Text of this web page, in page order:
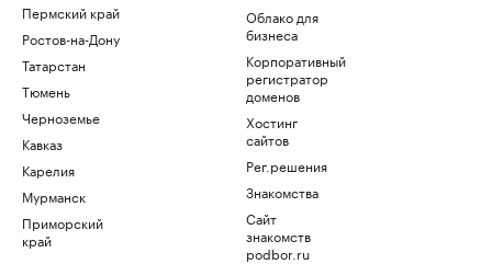
Пермский край
Ростов-на-Дону
Татарстан
Тюмень
Черноземье
Кавказ
Карелия
Мурманск
Приморский
край
Облако для
бизнеса
Корпоративный
регистратор
доменов
Хостинг
сайтов
Рег.решения
Знакомства
Сайт
знакомств
podbor.ru